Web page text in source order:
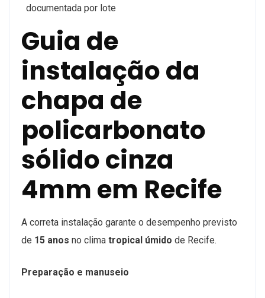
documentada por lote
Guia de
instalação da
chapa de
policarbonato
sólido cinza
4mm em Recife
A correta instalação garante o desempenho previsto
de 15 anos no clima tropical úmido de Recife.
Preparação e manuseio